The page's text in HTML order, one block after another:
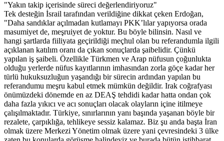
"Yakın takip içerisinde süreci değerlendiriyoruz"
Tek desteğin İsrail tarafından verildiğine dikkat çeken Erdoğan,
"Daha sandıklar açılmadan kutlamayı PKK’lılar yapıyorsa orada
masumiyet de, meşruiyet de yoktur. Bu böyle bilinsin. Nasıl ve
hangi şartlarda fiiliyata geçirildiği meçhul olan bu referandumla ilgili
açıklanan katılım oranı da çıkan sonuçlarda şaibelidir. Çünkü
yapılan iş şaibeli. Özellikle Türkmen ve Arap nüfusun çoğunlukta
olduğu yerlerde nüfus kayıtlarının imhasından zorla göçe kadar her
türlü hukuksuzluğun yaşandığı bir sürecin ardından yapılan bu
referandumu meşru kabul etmek mümkün değildir. Irak coğrafyası
önümüzdeki dönemde en az DEAŞ tehdidi kadar hatta ondan çok
daha fazla yıkıcı ve acı sonuçları olacak olayların içine itilmeye
çalışılmaktadır. Türkiye, sınırlarının yanı başında yaşanan böyle bir
rezalete, çarpıklığa, tehlikeye sessiz kalamaz. Biz şu anda başta İran
olmak üzere Merkezi Yönetim olmak üzere yani çevresindeki 3 ülke